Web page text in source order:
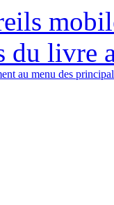
du livre
au menu des